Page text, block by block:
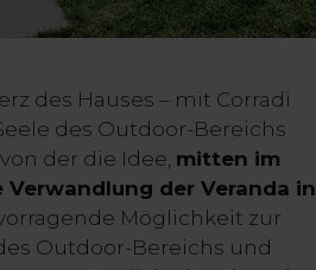
des Hauses – mit Corradi
des Outdoor-Bereichs
der die Idee, mitten im
Verwandlung der Veranda in
Möglichkeit zur
Outdoor-Bereichs und